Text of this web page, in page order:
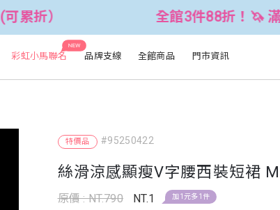
全館3件88折！🦄 滿$2500折
NEW
彩虹小馬聯名 品牌支線 全館商品 門市資訊
特價品 #95250422
絲滑涼感顯瘦V字腰西裝短裙
原價 : NT.790 NT.1 加1元多1件